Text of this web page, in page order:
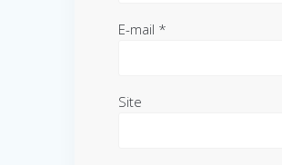
E-mail *
Site